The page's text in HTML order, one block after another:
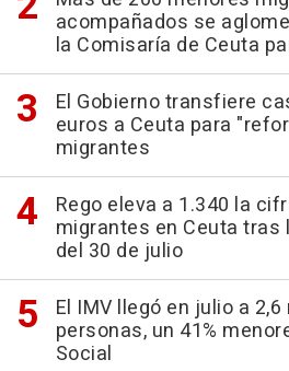
acompañados se
la Comisaría de Ceuta
El Gobierno transfiere
euros a Ceuta para
migrantes
Rego eleva a 1.340 la
migrantes en Ceuta tras
del 30 de julio
El IMV llegó en julio a
personas, un 41%
Social